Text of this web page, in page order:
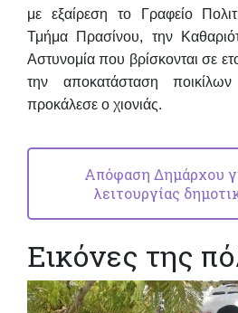
με εξαίρεση το Γραφείο
Τμήμα Πρασίνου, την
Αστυνομία που βρίσκονται σε
την αποκατάσταση
προκάλεσε ο χιονιάς.
Απόφαση Δημάρχου
λειτουργίας
Εικόνες της